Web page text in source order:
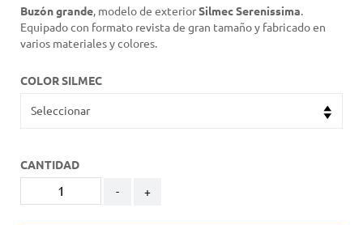
Buzón grande, modelo de exteriorSilmec Serenissima.
Equipado con formato revista de gran tamaño y fabricado en
varios materiales y colores.
COLOR SILMEC
CANTIDAD
- +